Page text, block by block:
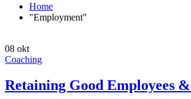
Home
"Employment"
08 okt
Coaching
Retaining Good Employees